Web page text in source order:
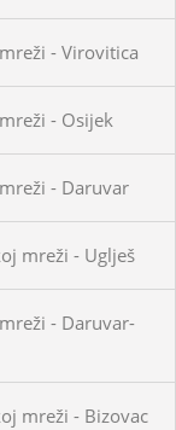
- Virovitica
- Osijek
- Daruvar
mreži - Uglješ
- Daruvar-
mreži - Bizovac